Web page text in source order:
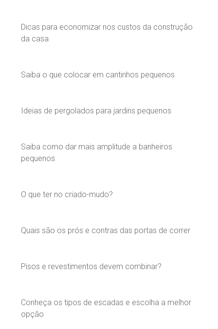
Dicas para economizar nos custos da construção
da casa
Saiba o que colocar em cantinhos pequenos
Ideias de pergolados para jardins pequenos
Saiba como dar mais amplitude a banheiros
pequenos
O que ter no criado-mudo?
Quais são os prós e contras das portas de correr
Pisos e revestimentos devem combinar?
Conheça os tipos de escadas e escolha a melhor
opção